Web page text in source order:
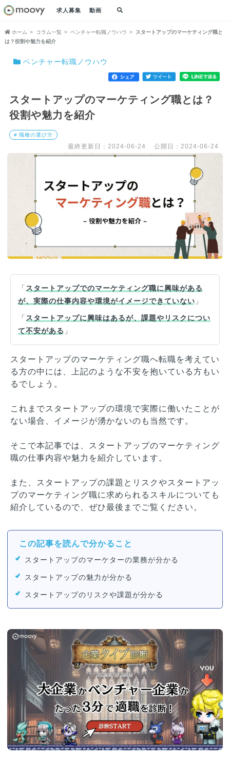
求人募集 動画
ホーム コラム一覧 ベンチャー転職ノウハウ
スタートアップのマーケティング職と
は？役割や魅力を紹介
ベンチャー転職ノウハウ
スタートアップのマーケティング職とは？
役割や魅力を紹介
# 職種の選び方
最終更新日：2024-06-24 公開日：2024-06-24
「 スタートアップでのマーケティング職に興味がある
が、実際の仕事内容や環境がイメージできていない 」
「 スタートアップに興味はあるが、課題やリスクについ
て不安がある 」
スタートアップのマーケティング職へ転職を考えてい
る方の中には、上記のような不安を抱いている方もい
るでしょう。
これまでスタートアップの環境で実際に働いたことが
ない場合、イメージが湧かないのも当然です。
そこで本記事では、スタートアップのマーケティング
職の仕事内容や魅力を紹介しています。
また、スタートアップの課題とリスクやスタートアッ
プのマーケティング職に求められるスキルについても
紹介しているので、ぜひ最後までご覧ください。
この記事を読んで分かること
スタートアップのマーケターの業務が分かる
スタートアップの魅力が分かる
スタートアップのリスクや課題が分かる